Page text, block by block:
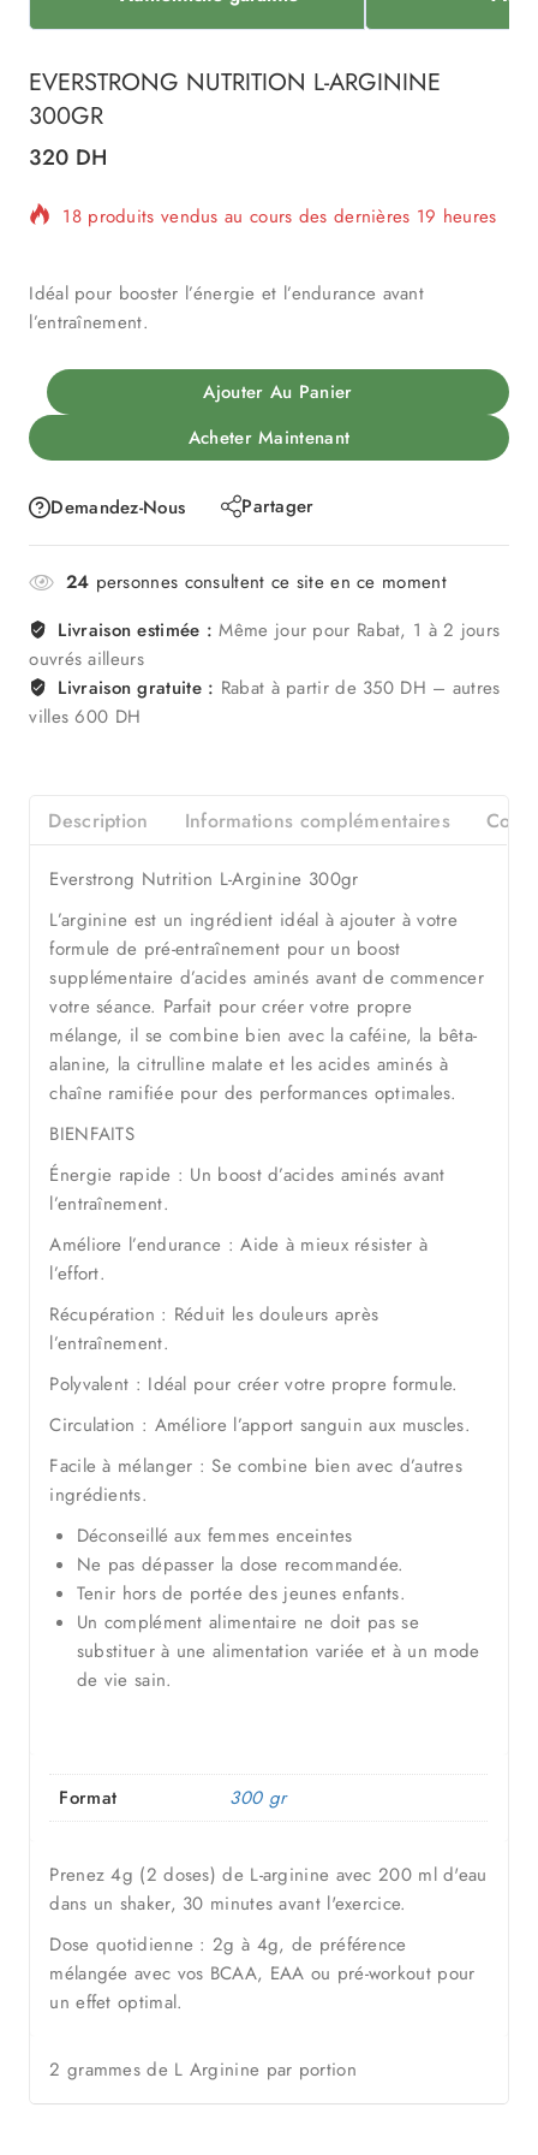
EVERSTRONG NUTRITION L-ARGININE
300GR
320 DH
18 produits vendus au cours des dernières 19 heures
panier
Idéal pour booster l’énergie et l’endurance avant
l’entraînement.
Ajouter Au Panier
Acheter Maintenant
Demandez-Nous Partager
24 personnes consultent ce site en ce moment
Livraison estimée : Même jour pour Rabat, 1 à 2 jours
ouvrés ailleurs
Livraison gratuite : Rabat à partir de 350 DH – autres
villes 600 DH
Description Informations complémentaires
Everstrong Nutrition L-Arginine 300gr
L’arginine est un ingrédient idéal à ajouter à votre
formule de pré-entraînement pour un boost
supplémentaire d’acides aminés avant de commencer
votre séance. Parfait pour créer votre propre
mélange, il se combine bien avec la caféine, la bêta-
alanine, la citrulline malate et les acides aminés à
chaîne ramifiée pour des performances optimales.
BIENFAITS
Énergie rapide : Un boost d’acides aminés avant
l’entraînement.
Améliore l’endurance : Aide à mieux résister à
l’effort.
Récupération : Réduit les douleurs après
l’entraînement.
Polyvalent : Idéal pour créer votre propre formule.
Circulation : Améliore l’apport sanguin aux muscles.
Facile à mélanger : Se combine bien avec d’autres
ingrédients.
Déconseillé aux femmes enceintes
Ne pas dépasser la dose recommandée.
Tenir hors de portée des jeunes enfants.
Un complément alimentaire ne doit pas se
substituer à une alimentation variée et à un mode
de vie sain.
Format 300 gr
Prenez 4g (2 doses) de L-arginine avec 200 ml d'eau
dans un shaker, 30 minutes avant l'exercice.
Dose quotidienne : 2g à 4g, de préférence
mélangée avec vos BCAA, EAA ou pré-workout pour
un effet optimal.
2 grammes de L Arginine par portion